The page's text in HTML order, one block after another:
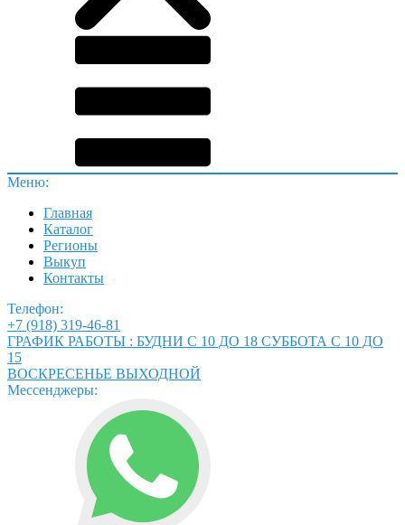
Меню:
Главная
Каталог
Регионы
Выкуп
Контакты
Телефон:
+7 (918) 319-46-81
ГРАФИК РАБОТЫ : БУДНИ С 10 ДО 18 СУББОТА С 10 ДО
15
ВОСКРЕСЕНЬЕ ВЫХОДНОЙ
Мессенджеры: